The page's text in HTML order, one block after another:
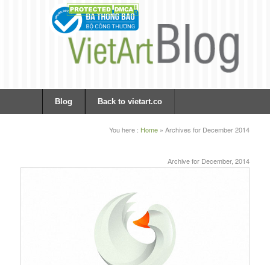
Blog Back to vietart.co
You here : Home » Archives for December 2014
Archive for December, 2014